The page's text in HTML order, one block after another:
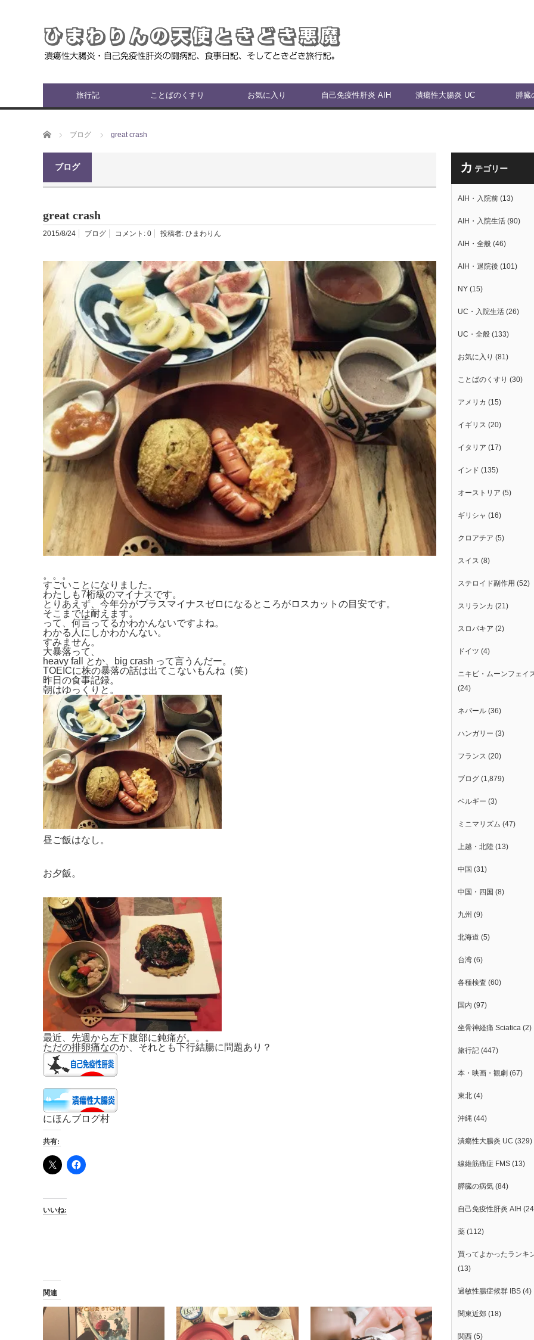
旅行記 ことばのくすり お気に入り 自己免疫性肝炎 AIH 潰瘍性大腸炎 UC 膵臓
ホーム ブログ great crash
ブログ
great crash
2015/8/24 ブログ コメント: 0 投稿者: ひまわりん
。。。
すごいことになりました。
わたしも7桁級のマイナスです。
とりあえず、今年分がプラスマイナスゼロになるところがロスカットの目安です。
そこまでは耐えます。
って、何言ってるかわかんないですよね。
わかる人にしかわかんない。
すみません。
大暴落って、
heavy fall とか、big crash って言うんだー。
TOEICに株の暴落の話は出てこないもんね（笑）
昨日の食事記録。
朝はゆっくりと。
昼ご飯はなし。
お夕飯。
最近、先週から左下腹部に鈍痛が。。。
ただの排卵痛なのか、それとも下行結腸に問題あり？
にほんブログ村
共有:
いいね:
関連
カ テゴリー
AIH・入院前 (13)
AIH・入院生活 (90)
AIH・全般 (46)
AIH・退院後 (101)
NY (15)
UC・入院生活 (26)
UC・全般 (133)
お気に入り (81)
ことばのくすり (30)
アメリカ (15)
イギリス (20)
イタリア (17)
インド (135)
オーストリア (5)
ギリシャ (16)
クロアチア (5)
スイス (8)
ステロイド副作用 (52)
スリランカ (21)
スロバキア (2)
ドイツ (4)
ニキビ・ムーンフェイ
(24)
ネパール (36)
ハンガリー (3)
フランス (20)
ブログ (1,879)
ベルギー (3)
ミニマリズム (47)
上越・北陸 (13)
中国 (31)
中国・四国 (8)
九州 (9)
北海道 (5)
台湾 (6)
各種検査 (60)
国内 (97)
坐骨神経痛 Sciatica (2)
旅行記 (447)
本・映画・観劇 (67)
東北 (4)
沖縄 (44)
潰瘍性大腸炎 UC (329)
線維筋痛症 FMS (13)
膵臓の病気 (84)
自己免疫性肝炎 AIH
薬 (112)
買ってよかったランキ
(13)
過敏性腸症候群 IBS (4)
関東近郊 (18)
関西 (5)